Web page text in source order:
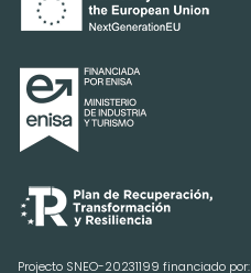
Projecto SNEO-20231199 financiado por: